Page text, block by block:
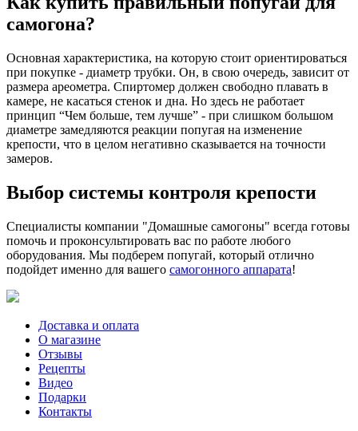
самогона?
Основная характеристика, на которую стоит ориентироваться
при покупке - диаметр трубки. Он, в свою очередь, зависит от
размера ареометра. Спиртомер должен свободно плавать в
камере, не касаться стенок и дна. Но здесь не работает
принцип “Чем больше, тем лучше” - при слишком большом
диаметре замедляются реакции попугая на изменение
крепости, что в целом негативно сказывается на точности
замеров.
Выбор системы контроля крепости
Специалисты компании "Домашные самогоны" всегда готовы
помочь и проконсультировать вас по работе любого
оборудования. Мы подберем попугай, который отлично
подойдет именно для вашего самогонного аппарата!
Доставка и оплата
О магазине
Отзывы
Рецепты
Видео
Подарки
Контакты